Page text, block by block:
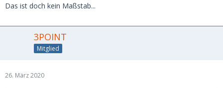
Das ist doch kein Maßstab...
3POINT
Mitglied
26. März 2020